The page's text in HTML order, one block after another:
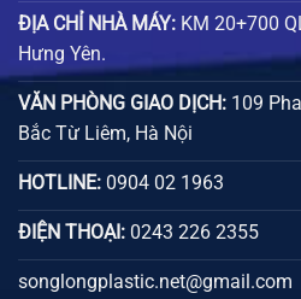
ĐỊA CHỈ NHÀ MÁY: KM 20+700
Hưng Yên.
VĂN PHÒNG GIAO DỊCH: 109
Bắc Từ Liêm, Hà Nội
HOTLINE: 0904 02 1963
ĐIỆN THOẠI: 0243 226 2355
songlongplastic.net@gmail.com